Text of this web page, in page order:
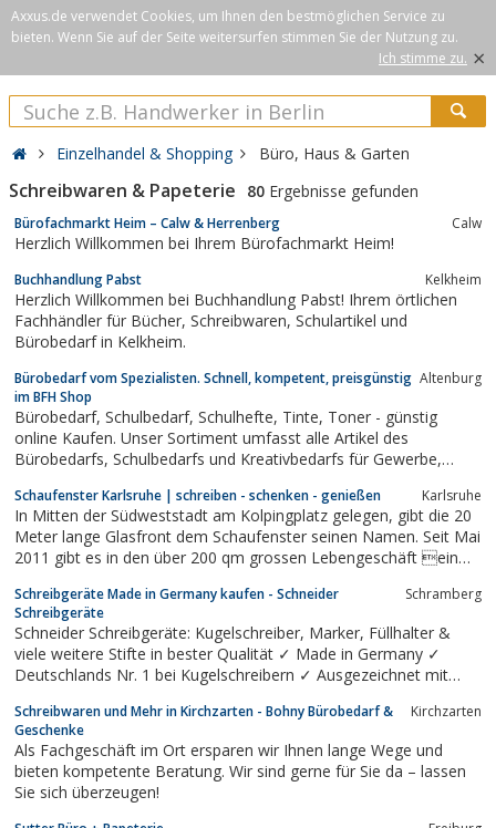
Axxus.de verwendet Cookies, um Ihnen den bestmöglichen Service zu
bieten. Wenn Sie auf der Seite weitersurfen stimmen Sie der Nutzung zu.
Ich stimme zu. ×
Einzelhandel & Shopping Büro, Haus & Garten
Schreibwaren & Papeterie 80 Ergebnisse gefunden
Bürofachmarkt Heim – Calw & Herrenberg Calw
Herzlich Willkommen bei Ihrem Bürofachmarkt Heim!
Buchhandlung Pabst Kelkheim
Herzlich Willkommen bei Buchhandlung Pabst! Ihrem örtlichen
Fachhändler für Bücher, Schreibwaren, Schulartikel und
Bürobedarf in Kelkheim.
Bürobedarf vom Spezialisten. Schnell, kompetent, preisgünstig
im BFH Shop
Altenburg
Bürobedarf, Schulbedarf, Schulhefte, Tinte, Toner - günstig
online Kaufen. Unser Sortiment umfasst alle Artikel des
Bürobedarfs, Schulbedarfs und Kreativbedarfs für Gewerbe,
schnell und günstig Einkaufen ist in unserem Shop kein
Problem.Neben einem sehr...
Schaufenster Karlsruhe | schreiben - schenken - genießen Karlsruhe
In Mitten der Südweststadt am Kolpingplatz gelegen, gibt die 20
Meter lange Glasfront dem Schaufenster seinen Namen. Seit Mai
2011 gibt es in den über 200 qm grossen Lebengeschäft ein
und Genießen.
Schreibgeräte Made in Germany kaufen - Schneider
Schreibgeräte
Schramberg
Schneider Schreibgeräte: Kugelschreiber, Marker, Füllhalter &
viele weitere Stifte in bester Qualität ✓ Made in Germany ✓
Deutschlands Nr. 1 bei Kugelschreibern ✓ Ausgezeichnet mit
✰ Jetzt online bestellen!
Schreibwaren und Mehr in Kirchzarten - Bohny Bürobedarf &
Geschenke
Kirchzarten
Als Fachgeschäft im Ort ersparen wir Ihnen lange Wege und
bieten kompetente Beratung. Wir sind gerne für Sie da – lassen
Sie sich überzeugen!